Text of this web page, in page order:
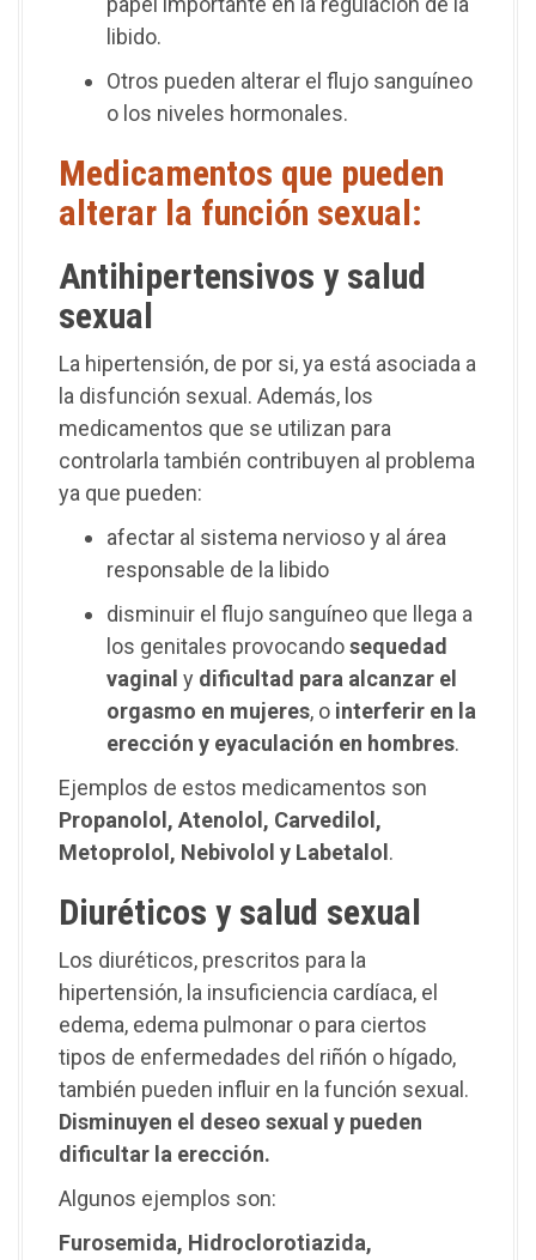
libido.
Otros pueden alterar el flujo sanguíneo
o los niveles hormonales.
Medicamentos que pueden
alterar la función sexual:
Antihipertensivos y salud
sexual
La hipertensión, de por si, ya está asociada a
la disfunción sexual. Además, los
medicamentos que se utilizan para
controlarla también contribuyen al problema
ya que pueden:
afectar al sistema nervioso y al área
responsable de la libido
disminuir el flujo sanguíneo que llega a
los genitales provocandosequedad
vaginal y dificultad para alcanzar el
orgasmo en mujeres, o interferir en la
erección y eyaculación en hombres.
Ejemplos de estos medicamentos son
Propanolol, Atenolol, Carvedilol,
Metoprolol, Nebivolol y Labetalol .
Diuréticos y salud sexual
Los diuréticos, prescritos para la
hipertensión, la insuficiencia cardíaca, el
edema, edema pulmonar o para ciertos
tipos de enfermedades del riñón o hígado,
también pueden influir en la función sexual.
Disminuyen el deseo sexual y pueden
dificultar la erección.
Algunos ejemplos son:
Furosemida, Hidroclorotiazida,